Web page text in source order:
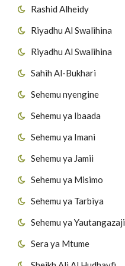
Rashid Alheidy
Riyadhu Al Swalihina
Riyadhu Al Swalihina
Sahih Al-Bukhari
Sehemu nyengine
Sehemu ya Ibaada
Sehemu ya Imani
Sehemu ya Jamii
Sehemu ya Misimo
Sehemu ya Tarbiya
Sehemu ya Yautangazaji
Sera ya Mtume